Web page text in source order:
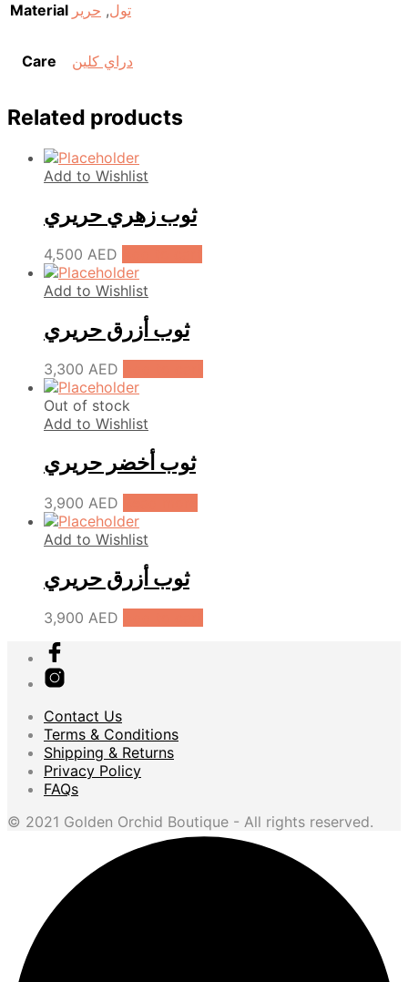
Material تول, حرير
Care دراي كلين
Related products
Add to Wishlist
ثوب زهري حريري
4,500 AED
Add to Wishlist
ثوب أزرق حريري
3,300 AED
Out of stock
Add to Wishlist
ثوب أخضر حريري
3,900 AED
Add to Wishlist
ثوب أزرق حريري
3,900 AED
Contact Us
Terms & Conditions
Shipping & Returns
Privacy Policy
FAQs
© 2021 Golden Orchid Boutique - All rights reserved.